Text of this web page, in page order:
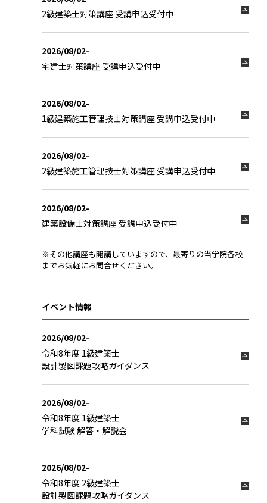
2級建築士対策講座 受講申込受付中
2026/08/02-
宅建士対策講座 受講申込受付中
2026/08/02-
1級建築施工管理技士対策講座 受講申込受付中
2026/08/02-
2級建築施工管理技士対策講座 受講申込受付中
2026/08/02-
建築設備士対策講座 受講申込受付中
※その他講座も開講していますので、最寄りの当学院各校
までお気軽にお問合せください。
イベント情報
2026/08/02-
令和8年度 1級建築士
設計製図課題攻略ガイダンス
2026/08/02-
令和8年度 1級建築士
学科試験 解答・解説会
2026/08/02-
令和8年度 2級建築士
設計製図課題攻略ガイダンス